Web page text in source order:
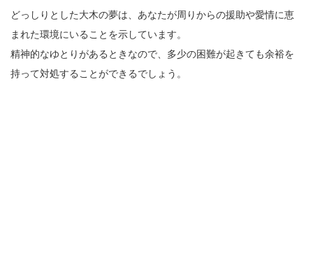
どっしりとした大木の夢は、あなたが周りからの援助や愛情に恵
まれた環境にいることを示しています。
精神的なゆとりがあるときなので、多少の困難が起きても余裕を
持って対処することができるでしょう。